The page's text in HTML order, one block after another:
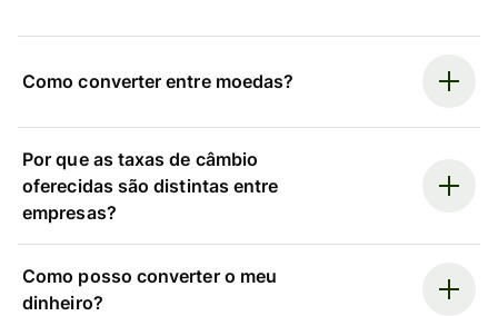
Como converter entre moedas?
Por que as taxas de câmbio
oferecidas são distintas entre
empresas?
Como posso converter o meu
dinheiro?